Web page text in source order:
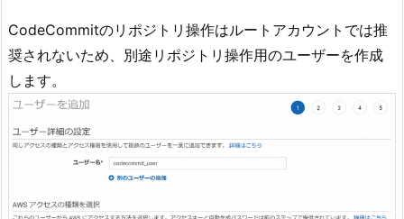
CodeCommitのリポジトリ操作はルートアカウントでは推
奨されないため、別途リポジトリ操作用のユーザーを作成
します。